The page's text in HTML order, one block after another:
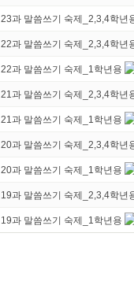
23과 말씀쓰기 숙제_2,3,4학년
22과 말씀쓰기 숙제_2,3,4학년
22과 말씀쓰기 숙제_1학년용
21과 말씀쓰기 숙제_2,3,4학년
21과 말씀쓰기 숙제_1학년용
20과 말씀쓰기 숙제_2,3,4학년
20과 말씀쓰기 숙제_1학년용
19과 말씀쓰기 숙제_2,3,4학년
19과 말씀쓰기 숙제_1학년용